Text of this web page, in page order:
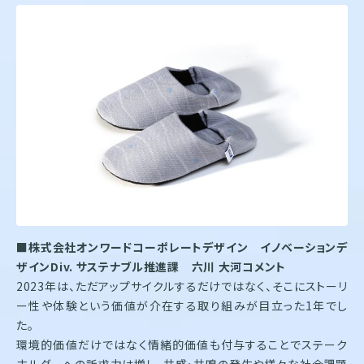
■株式会社オンワードコーポレートデザイン イノベーションデ
ザインDiv. サステナブル推進課 六川 大河コメント
2023年は、ただアップサイクルするだけではなく、そこにストーリ
ー性や体験という価値が介在する取り組みが目立った1年でし
た。
環境的価値だけではなく情緒的価値も付与することでステーク